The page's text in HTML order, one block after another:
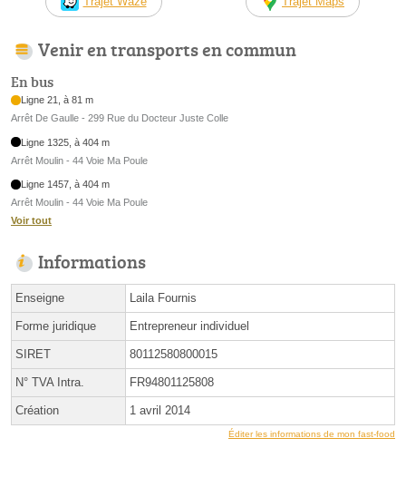
Venir en transports en commun
En bus
Ligne 21, à 81 m
Arrêt De Gaulle - 299 Rue du Docteur Juste Colle
Ligne 1325, à 404 m
Arrêt Moulin - 44 Voie Ma Poule
Ligne 1457, à 404 m
Arrêt Moulin - 44 Voie Ma Poule
Voir tout
Informations
Enseigne Laila Fournis
Forme juridique Entrepreneur individuel
SIRET 80112580800015
N° TVA Intra. FR94801125808
Création 1 avril 2014
Éditer les informations de mon fast-food